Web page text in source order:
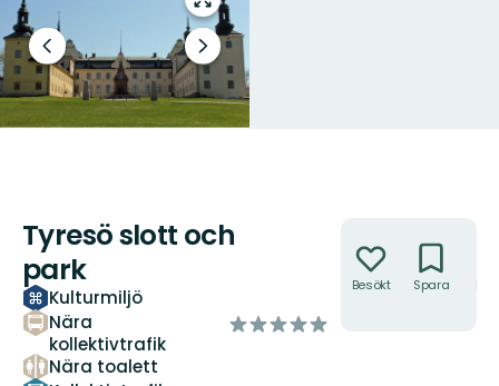
Gå
till
helskärmsläge
Föregående
bild
Nästa
bildspel
Tyresö slott och
park
Kulturmiljö
Nära
kollektivtrafik
Nära toalett
av
Besökt Spara